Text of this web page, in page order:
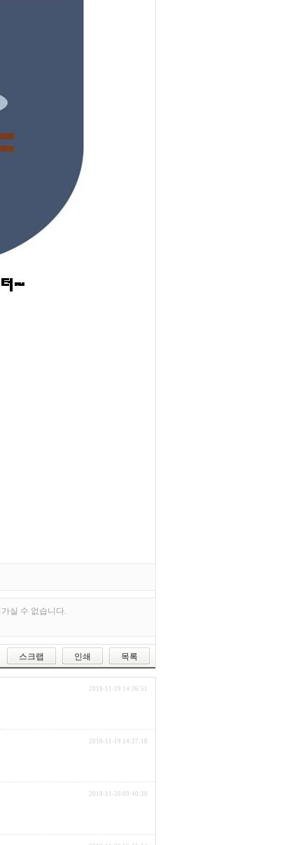
실 수 없습니다.
스크랩 인쇄 목록
2018-11-19 14:36:51
2018-11-19 14:37:18
2018-11-20 09:40:30